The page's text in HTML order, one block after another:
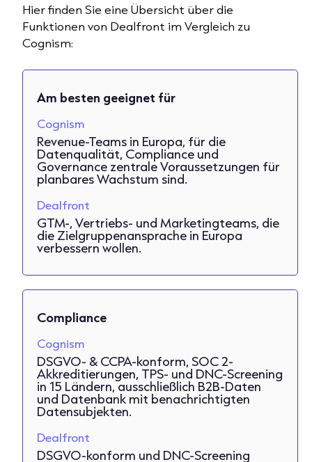
Hier finden Sie eine Übersicht über die
Funktionen von Dealfront im Vergleich zu
Cognism:
Am besten geeignet für
Cognism
Revenue-Teams in Europa, für die
Datenqualität, Compliance und
Governance zentrale Voraussetzungen für
planbares Wachstum sind.
Dealfront
GTM-, Vertriebs- und Marketingteams, die
die Zielgruppenansprache in Europa
verbessern wollen.
Compliance
Cognism
DSGVO- & CCPA-konform, SOC 2-
Akkreditierungen, TPS- und DNC-Screening
in 15 Ländern, ausschließlich B2B-Daten
und Datenbank mit benachrichtigten
Datensubjekten.
Dealfront
DSGVO-konform und DNC-Screening